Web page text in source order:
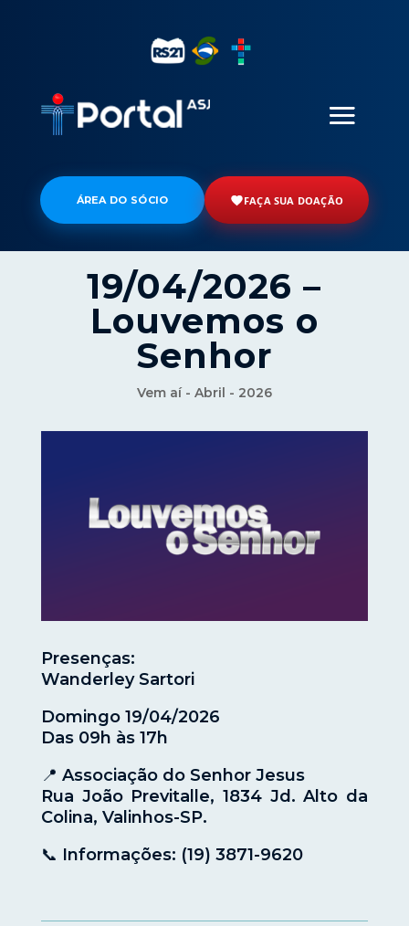
ÁREA DO SÓCIO FAÇA SUA DOAÇÃO
19/04/2026 –
Louvemos o
Senhor
Vem aí - Abril - 2026
Presenças:
Wanderley Sartori
Domingo 19/04/2026
Das 09h às 17h
📍 Associação do Senhor Jesus
Rua João Previtalle, 1834 Jd. Alto da
Colina, Valinhos-SP.
📞 Informações: (19) 3871-9620